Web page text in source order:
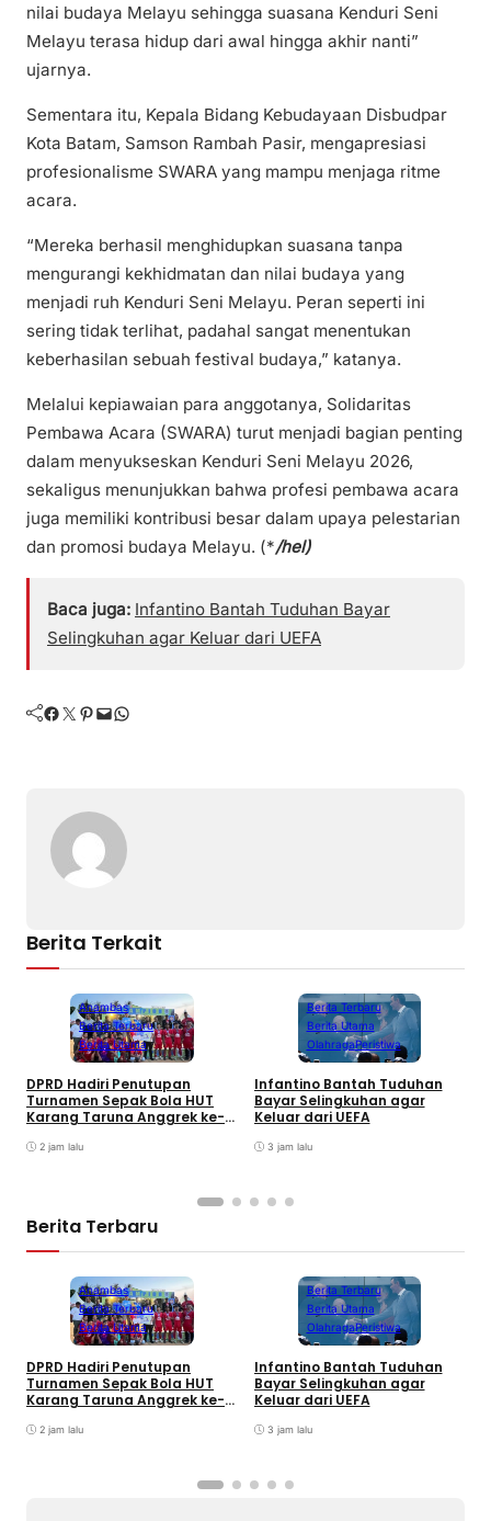
nilai budaya Melayu sehingga suasana Kenduri Seni
Melayu terasa hidup dari awal hingga akhir nanti”
ujarnya.
Sementara itu, Kepala Bidang Kebudayaan Disbudpar
Kota Batam, Samson Rambah Pasir, mengapresiasi
profesionalisme SWARA yang mampu menjaga ritme
acara.
“Mereka berhasil menghidupkan suasana tanpa
mengurangi kekhidmatan dan nilai budaya yang
menjadi ruh Kenduri Seni Melayu. Peran seperti ini
sering tidak terlihat, padahal sangat menentukan
keberhasilan sebuah festival budaya,” katanya.
Melalui kepiawaian para anggotanya, Solidaritas
Pembawa Acara (SWARA) turut menjadi bagian penting
dalam menyukseskan Kenduri Seni Melayu 2026,
sekaligus menunjukkan bahwa profesi pembawa acara
juga memiliki kontribusi besar dalam upaya pelestarian
dan promosi budaya Melayu. (*/hel)
Baca juga: Infantino Bantah Tuduhan Bayar
Selingkuhan agar Keluar dari UEFA
Facebook Twitter Pinterest Mail WhatsApp
Berita Terkait
Anambas
Berita Terbaru
Berita Utama
DPRD Hadiri Penutupan
Turnamen Sepak Bola HUT
Karang Taruna Anggrek ke-
2 jam lalu
Berita Terbaru
Berita Utama
OlahragaPeristiwa
Infantino Bantah Tuduhan
Bayar Selingkuhan agar
Keluar dari UEFA
3 jam lalu
Berita Terbaru
Anambas
Berita Terbaru
Berita Utama
DPRD Hadiri Penutupan
Turnamen Sepak Bola HUT
Karang Taruna Anggrek ke-
2 jam lalu
Berita Terbaru
Berita Utama
OlahragaPeristiwa
Infantino Bantah Tuduhan
Bayar Selingkuhan agar
Keluar dari UEFA
3 jam lalu